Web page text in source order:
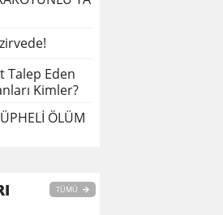
Talep Eden
Kimler?
ÖLÜM
TÜMÜ